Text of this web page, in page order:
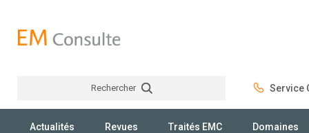
Rechercher Service
Actualités Revues Traités EMC Domaines